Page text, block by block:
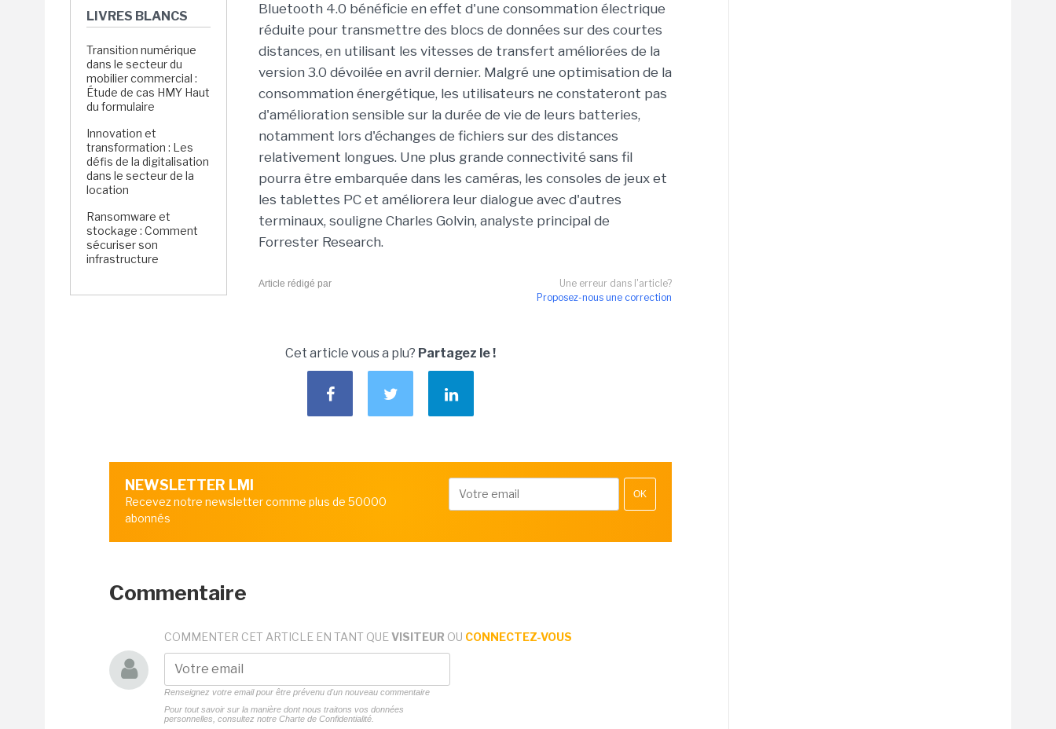
LIVRES BLANCS
Transition numérique
dans le secteur du
mobilier commercial :
Étude de cas HMY Haut
du formulaire
Innovation et
transformation : Les
défis de la digitalisation
dans le secteur de la
location
Ransomware et
stockage : Comment
sécuriser son
infrastructure
Bluetooth 4.0 bénéficie en effet d'une consommation électrique
réduite pour transmettre des blocs de données sur des courtes
distances, en utilisant les vitesses de transfert améliorées de la
version 3.0 dévoilée en avril dernier. Malgré une optimisation de la
consommation énergétique, les utilisateurs ne constateront pas
d'amélioration sensible sur la durée de vie de leurs batteries,
notamment lors d'échanges de fichiers sur des distances
relativement longues. Une plus grande connectivité sans fil
pourra être embarquée dans les caméras, les consoles de jeux et
les tablettes PC et améliorera leur dialogue avec d'autres
terminaux, souligne Charles Golvin, analyste principal de
Forrester Research.
Une erreur dans l'article?
Proposez-nous une correction
Article rédigé par
Cet article vous a plu? Partagez le !
NEWSLETTER LMI
Recevez notre newsletter comme plus de 50000
abonnés
OK
Commentaire
COMMENTER CET ARTICLE EN TANT QUE VISITEUR OU CONNECTEZ-VOUS
Renseignez votre email pour être prévenu d'un nouveau commentaire
Pour tout savoir sur la manière dont nous traitons vos données
personnelles, consultez notre Charte de Confidentialité.